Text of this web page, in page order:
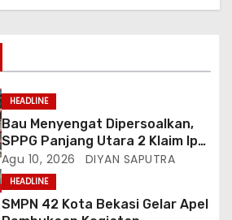
HEADLINE
Bau Menyengat Dipersoalkan,
SPPG Panjang Utara 2 Klaim Ipal
Bagus, Warga: Jangan Buang
Limbah Ke Drainase Kami
Agu 10, 2026 DIYAN SAPUTRA
HEADLINE
SMPN 42 Kota Bekasi Gelar Apel